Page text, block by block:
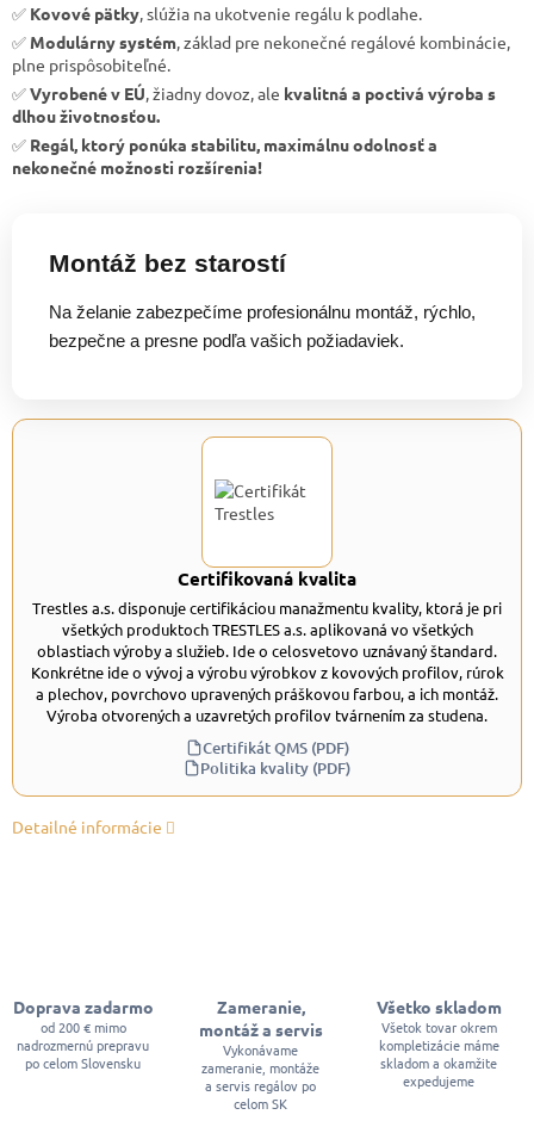
✅ Kovové pätky , slúžia na ukotvenie regálu k podlahe.
✅ Modulárny systém , základ pre nekonečné regálové kombinácie,
plne prispôsobiteľné.
✅Vyrobené v EÚ , žiadny dovoz, ale kvalitná a poctivá výroba s
dlhou životnosťou.
✅ Regál, ktorý ponúka stabilitu, maximálnu odolnosť a
nekonečné možnosti rozšírenia!
Montáž bez starostí
Na želanie zabezpečíme profesionálnu montáž, rýchlo,
bezpečne a presne podľa vašich požiadaviek.
Certifikovaná kvalita
Trestles a.s. disponuje certifikáciou manažmentu kvality, ktorá je pri
všetkých produktoch TRESTLES a.s. aplikovaná vo všetkých
oblastiach výroby a služieb. Ide o celosvetovo uznávaný štandard.
Konkrétne ide o vývoj a výrobu výrobkov z kovových profilov, rúrok
a plechov, povrchovo upravených práškovou farbou, a ich montáž.
Výroba otvorených a uzavretých profilov tvárnením za studena.
Certifikát QMS (PDF)
Politika kvality (PDF)
Detailné informácie
Doprava zadarmo
od 200 € mimo
nadrozmernú prepravu
po celom Slovensku
Zameranie,
montáž a servis
Vykonávame
zameranie, montáže
a servis regálov po
celom SK
Všetko skladom
Všetok tovar okrem
kompletizácie máme
skladom a okamžite
expedujeme